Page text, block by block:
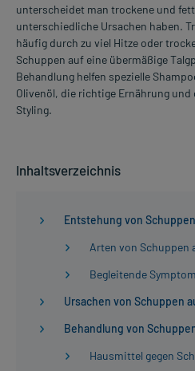
unterscheidet man trockene und
unterschiedliche Ursachen haben.
häufig durch zu viel Hitze oder
Schuppen auf eine übermäßige
Behandlung helfen spezielle
Olivenöl, die richtige Ernährung und
Styling.
Inhaltsverzeichnis
Entstehung von Schuppen
Arten von Schuppen
Begleitende
Ursachen von Schuppen
Behandlung von
Hausmittel gegen